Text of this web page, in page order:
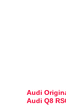
Audi
Audi Q8